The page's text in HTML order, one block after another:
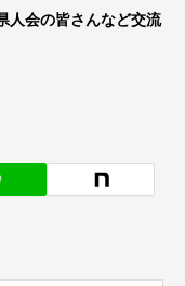
人会の皆さんなど交流